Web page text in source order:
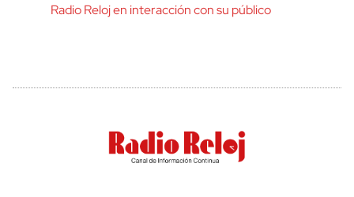
Radio Reloj en interacción con su público